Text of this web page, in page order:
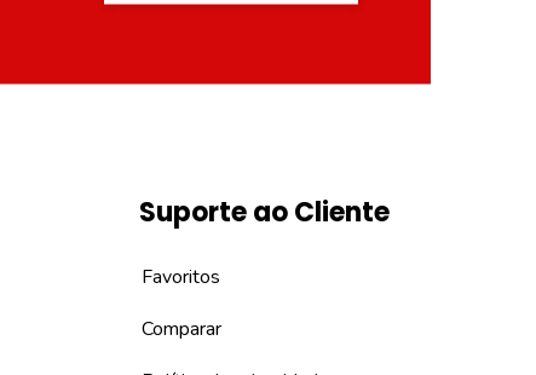
Suporte ao Cliente
Favoritos
Comparar